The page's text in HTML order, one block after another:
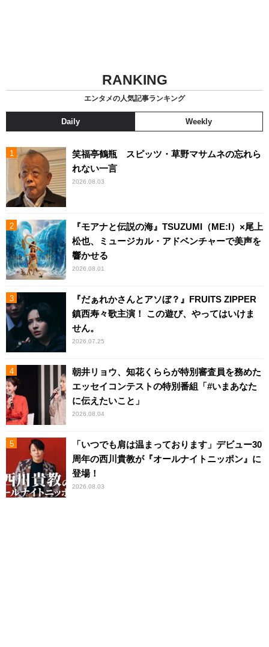
RANKING
エンタメの人気記事ランキング
Daily Weekly
笑福亭鶴瓶 スピッツ・草野マサムネの忘れら
れない一言
2026.08.03
『モアナと伝説の海』TSUZUMI（ME:I）×尾上
松也、ミュージカル・アドベンチャーで美声を
響かせる
2026.08.01
『だぁれかさんとアソぼ？』FRUITS ZIPPER
鎮西寿々歌主演！ この遊び、やってはいけま
せん。
2026.07.25
朝井リョウ、知花くららが特別審査員を務めた
エッセイコンテストの特別番組「#いまあなた
に伝えたいこと」
2026.08.04
「いつでも肩は温まっております」デビュー30
周年の西川貴教が『オールナイトニッポン』に
登場！
2026.08.03